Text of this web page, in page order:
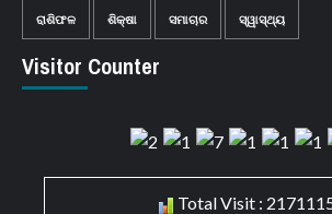
ରାଶିଫଳ ଶିକ୍ଷା ସମାଚାର ସ୍ୱାସ୍ଥ୍ୟ
Visitor Counter
Total Visit :